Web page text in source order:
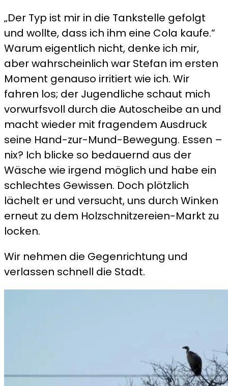
„Der Typ ist mir in die Tankstelle gefolgt
und wollte, dass ich ihm eine Cola kaufe.“
Warum eigentlich nicht, denke ich mir,
aber wahrscheinlich war Stefan im ersten
Moment genauso irritiert wie ich. Wir
fahren los; der Jugendliche schaut mich
vorwurfsvoll durch die Autoscheibe an und
macht wieder mit fragendem Ausdruck
seine Hand-zur-Mund-Bewegung. Essen –
nix? Ich blicke so bedauernd aus der
Wäsche wie irgend möglich und habe ein
schlechtes Gewissen. Doch plötzlich
lächelt er und versucht, uns durch Winken
erneut zu dem Holzschnitzereien-Markt zu
locken.
Wir nehmen die Gegenrichtung und
verlassen schnell die Stadt.